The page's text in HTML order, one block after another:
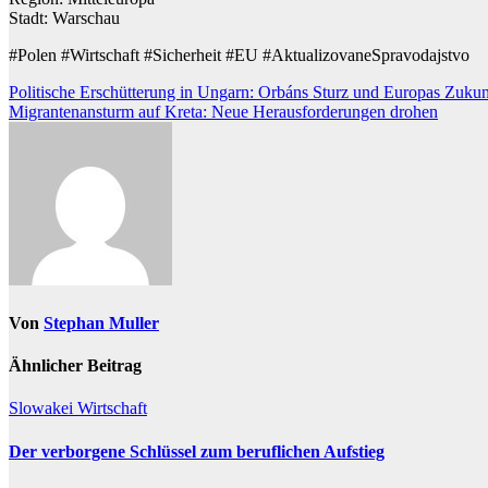
Stadt: Warschau
#Polen #Wirtschaft #Sicherheit #EU #AktualizovaneSpravodajstvo
Beitragsnavigation
Politische Erschütterung in Ungarn: Orbáns Sturz und Europas
Migrantenansturm auf Kreta: Neue Herausforderungen drohen
Von Stephan Muller
Ähnlicher Beitrag
Slowakei Wirtschaft
Der verborgene Schlüssel zum beruflichen Aufstieg